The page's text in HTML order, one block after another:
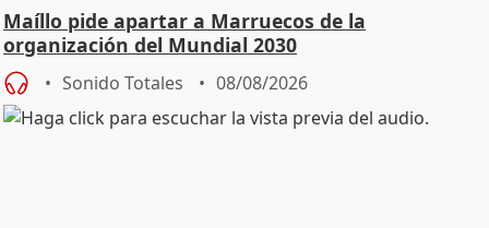
Maíllo pide apartar a Marruecos de la
organización del Mundial 2030
Sonido Totales 08/08/2026